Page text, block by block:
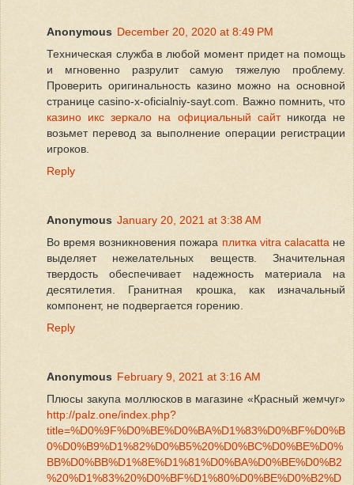
Anonymous December 20, 2020 at 8:49 PM
Техническая служба в любой момент придет на помощь
и мгновенно разрулит самую тяжелую проблему.
Проверить оригинальность казино можно на основной
странице casino-x-oficialniy-sayt.com. Важно помнить, что
казино икс зеркало на официальный сайтникогда не
возьмет перевод за выполнение операции регистрации
игроков.
Reply
Anonymous January 20, 2021 at 3:38 AM
Во время возникновения пожара плитка vitra calacatta не
выделяет нежелательных веществ. Значительная
твердость обеспечивает надежность материала на
десятилетия. Гранитная крошка, как изначальный
компонент, не подвергается горению.
Reply
Anonymous February 9, 2021 at 3:16 AM
Плюсы закупа моллюсков в магазине «Красный жемчуг»
http://palz.one/index.php?
title=%D0%9F%D0%BE%D0%BA%D1%83%D0%BF%D0%B
0%D0%B9%D1%82%D0%B5%20%D0%BC%D0%BE%D0%
BB%D0%BB%D1%8E%D1%81%D0%BA%D0%BE%D0%B2
%20%D1%83%20%D0%BF%D1%80%D0%BE%D0%B2%D